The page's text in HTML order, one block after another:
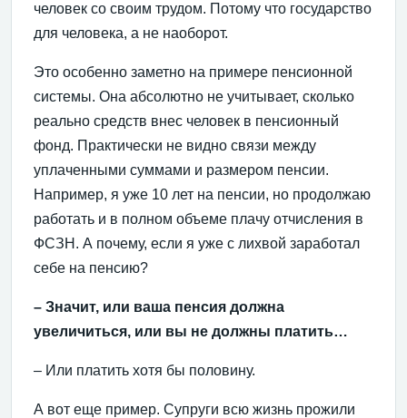
человек со своим трудом. Потому что государство
для человека, а не наоборот.
Это особенно заметно на примере пенсионной
системы. Она абсолютно не учитывает, сколько
реально средств внес человек в пенсионный
фонд. Практически не видно связи между
уплаченными суммами и размером пенсии.
Например, я уже 10 лет на пенсии, но продолжаю
работать и в полном объеме плачу отчисления в
ФСЗН. А почему, если я уже с лихвой заработал
себе на пенсию?
– Значит, или ваша пенсия должна
увеличиться, или вы не должны платить…
– Или платить хотя бы половину.
А вот еще пример. Супруги всю жизнь прожили